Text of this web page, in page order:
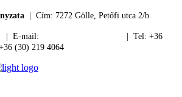
| Cím: 7272 Gölle, Petőfi utca 2/b.
| E-mail:
| Tel: +36
(30) 219 4064